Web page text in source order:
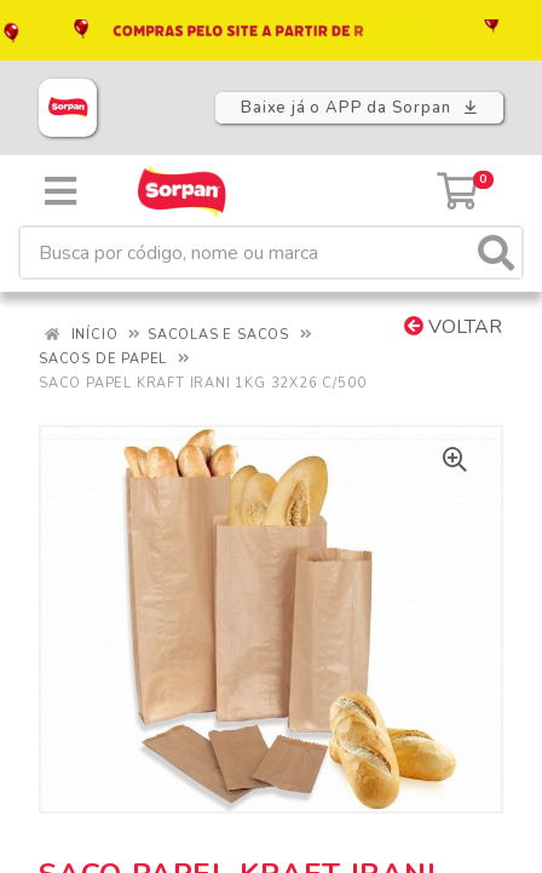
Baixe já o APP da Sorpan
0
VOLTAR
INÍCIO
SACOLAS E SACOS
SACOS DE PAPEL
SACO PAPEL KRAFT IRANI 1KG 32X26 C/500